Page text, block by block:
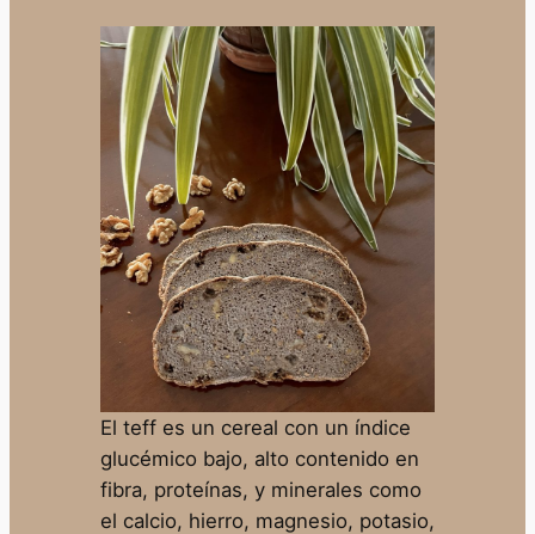
El teff es un cereal con un índice
glucémico bajo, alto contenido en
fibra, proteínas, y minerales como
el calcio, hierro, magnesio, potasio,